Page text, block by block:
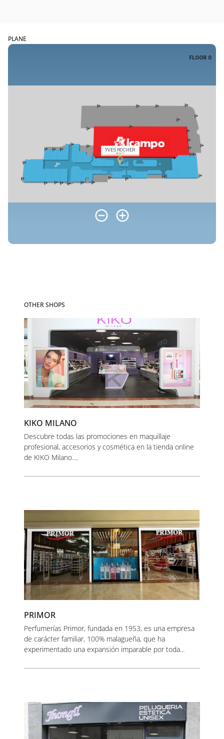
PLANE
OTHER SHOPS
KIKO MILANO
Descubre todas las promociones en maquillaje
profesional, accesorios y cosmética en la tienda online
de KIKO Milano....
PRIMOR
Perfumerías Primor, fundada en 1953, es una empresa
de carácter familiar, 100% malagueña, que ha
experimentado una expansión imparable por toda...